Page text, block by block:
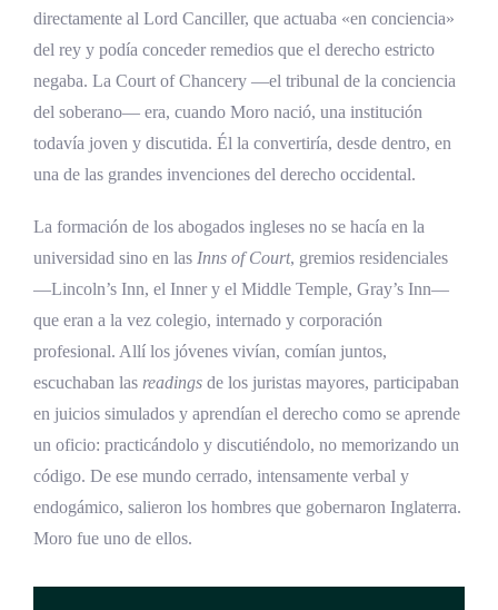
¿Cuándo y dónde nació Santo Tomás Moro?
¿Cuándo y cómo murió Tomás Moro?
¿Cuál es la diferencia entre Santo Tomás
¿Qué es la Utopía de Tomás Moro y qué
significa la palabra?
¿Qué cargo público ocupó Tomás Moro?
¿Por qué se considera famoso el silencio de
Tomás Moro en su juicio?
¿Quién fue Richard Rich y por qué su
¿Cuáles fueron las últimas palabras de
directamente al Lord Canciller, que actuaba «en conciencia»
del rey y podía conceder remedios que el derecho estricto
negaba. La Court of Chancery —el tribunal de la conciencia
del soberano— era, cuando Moro nació, una institución
todavía joven y discutida. Él la convertiría, desde dentro, en
una de las grandes invenciones del derecho occidental.
La formación de los abogados ingleses no se hacía en la
universidad sino en las Inns of Court, gremios residenciales
—Lincoln’s Inn, el Inner y el Middle Temple, Gray’s Inn—
que eran a la vez colegio, internado y corporación
profesional. Allí los jóvenes vivían, comían juntos,
escuchaban las readings de los juristas mayores, participaban
en juicios simulados y aprendían el derecho como se aprende
un oficio: practicándolo y discutiéndolo, no memorizando un
código. De ese mundo cerrado, intensamente verbal y
endogámico, salieron los hombres que gobernaron Inglaterra.
Moro fue uno de ellos.